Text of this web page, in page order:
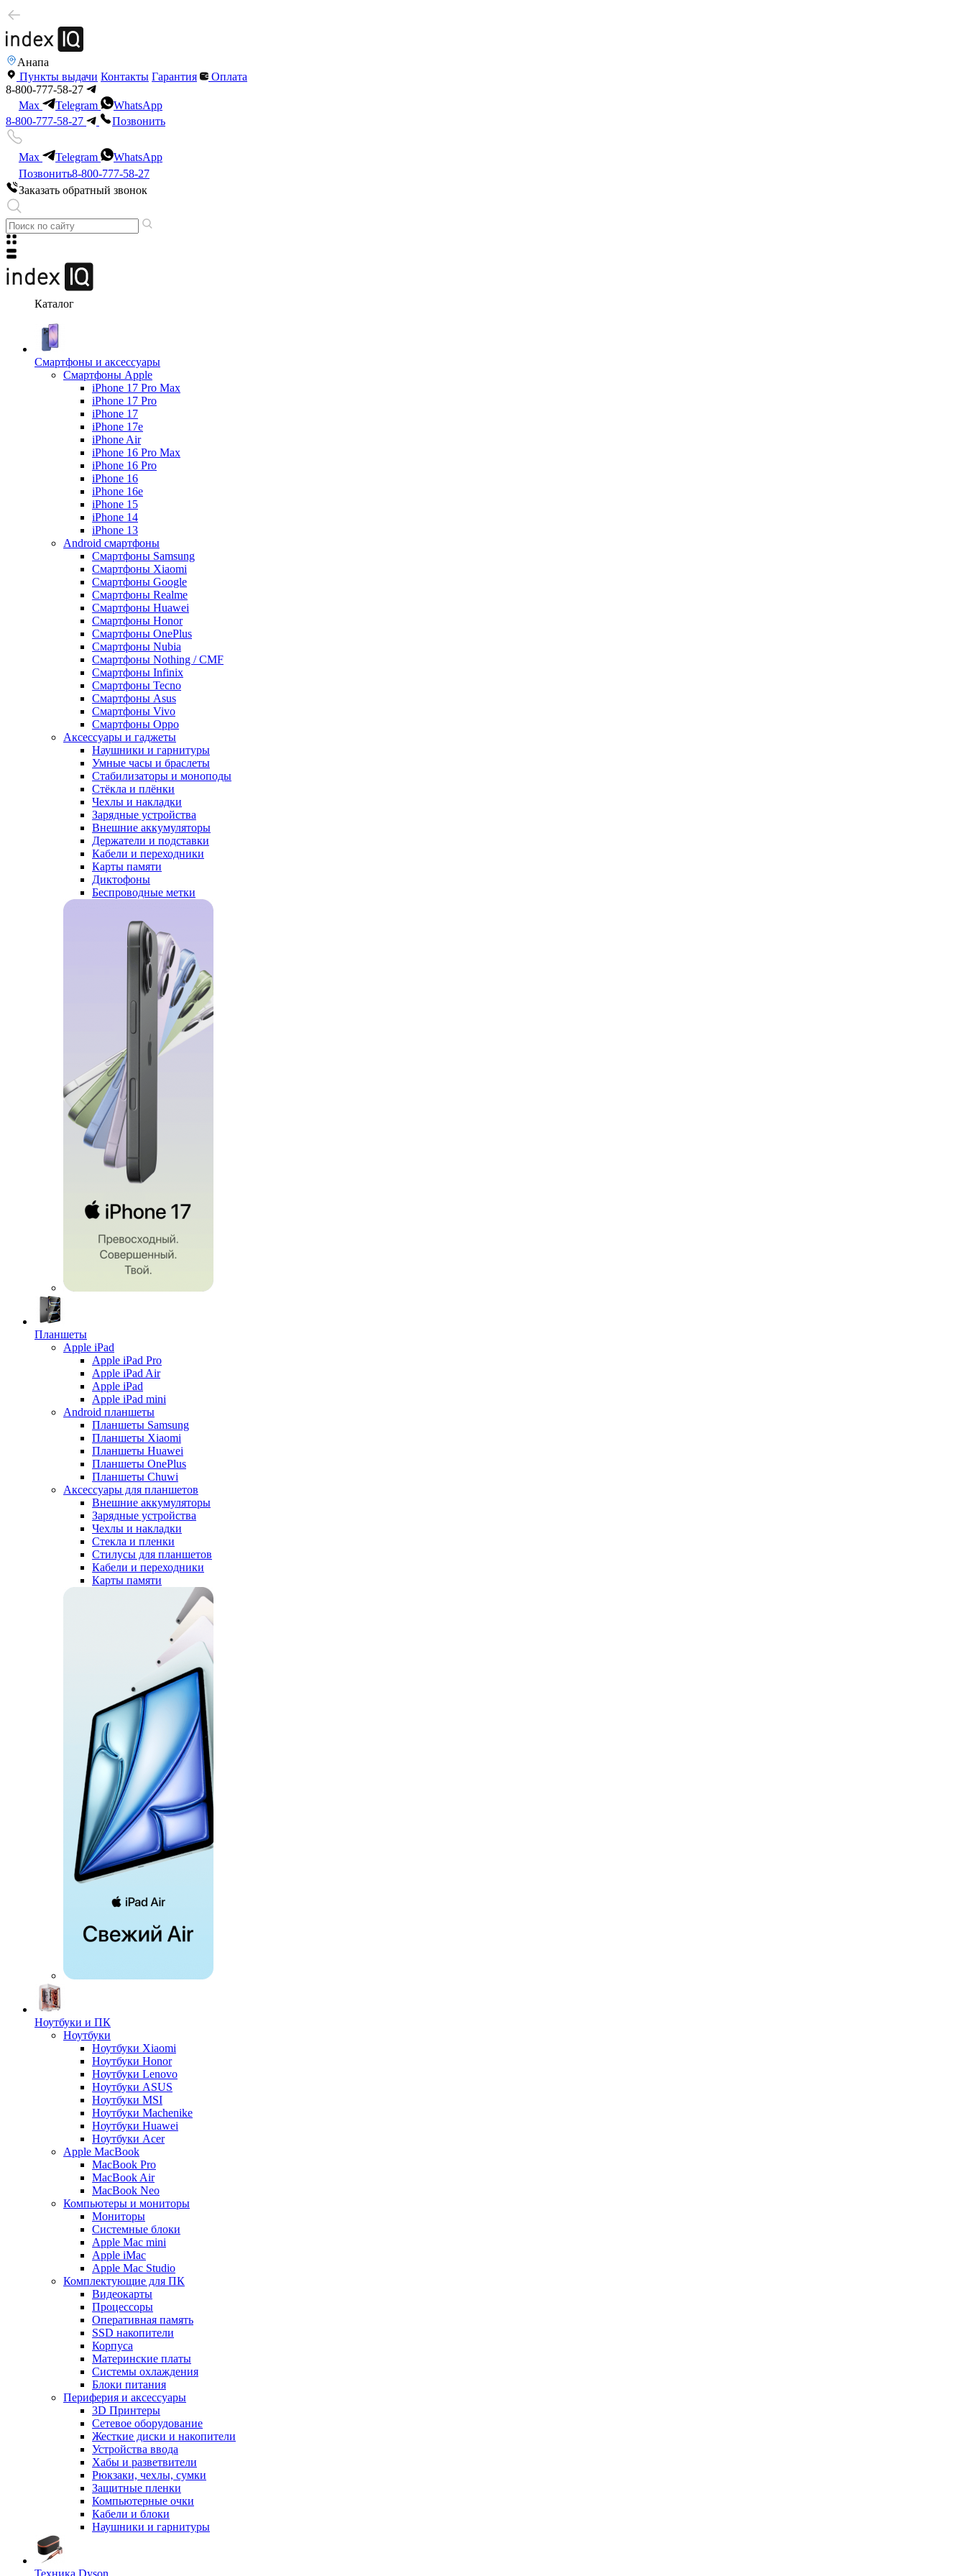
Анапа
Пункты выдачи Контакты Гарантия
Оплата
8-800-777-58-27
Max
Telegram
WhatsApp
8-800-777-58-27
Позвонить
Max Telegram
WhatsApp
Позвонить8-800-777-58-27
Заказать обратный звонок
Каталог
Смартфоны и аксессуары
Смартфоны Apple
iPhone 17 Pro Max
iPhone 17 Pro
iPhone 17
iPhone 17e
iPhone Air
iPhone 16 Pro Max
iPhone 16 Pro
iPhone 16
iPhone 16e
iPhone 15
iPhone 14
iPhone 13
Android cмартфоны
Смартфоны Samsung
Смартфоны Xiaomi
Смартфоны Google
Смартфоны Realme
Смартфоны Huawei
Смартфоны Honor
Смартфоны OnePlus
Смартфоны Nubia
Смартфоны Nothing / CMF
Смартфоны Infinix
Смартфоны Tecno
Смартфоны Asus
Смартфоны Vivo
Смартфоны Oppo
Аксессуары и гаджеты
Наушники и гарнитуры
Умные часы и браслеты
Стабилизаторы и моноподы
Стёкла и плёнки
Чехлы и накладки
Зарядные устройства
Внешние аккумуляторы
Держатели и подставки
Кабели и переходники
Карты памяти
Диктофоны
Беспроводные метки
Планшеты
Apple iPad
Apple iPad Pro
Apple iPad Air
Apple iPad
Apple iPad mini
Android планшеты
Планшеты Samsung
Планшеты Xiaomi
Планшеты Huawei
Планшеты OnePlus
Планшеты Chuwi
Аксессуары для планшетов
Внешние аккумуляторы
Зарядные устройства
Чехлы и накладки
Стекла и пленки
Стилусы для планшетов
Кабели и переходники
Карты памяти
Ноутбуки и ПК
Ноутбуки
Ноутбуки Xiaomi
Ноутбуки Honor
Ноутбуки Lenovo
Ноутбуки ASUS
Ноутбуки MSI
Ноутбуки Machenike
Ноутбуки Huawei
Ноутбуки Acer
Apple MacBook
MacBook Pro
MacBook Air
MacBook Neo
Компьютеры и мониторы
Мониторы
Системные блоки
Apple Mac mini
Apple iMac
Apple Mac Studio
Комплектующие для ПК
Видеокарты
Процессоры
Оперативная память
SSD накопители
Корпуса
Материнские платы
Системы охлаждения
Блоки питания
Периферия и аксессуары
3D Принтеры
Сетевое оборудование
Жесткие диски и накопители
Устройства ввода
Хабы и разветвители
Рюкзаки, чехлы, сумки
Защитные пленки
Компьютерные очки
Кабели и блоки
Наушники и гарнитуры
Техника Dyson